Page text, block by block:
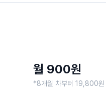
월 900원
*8개월 차부터 19,800원